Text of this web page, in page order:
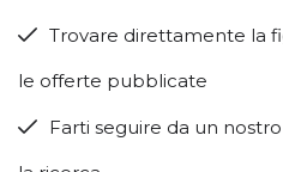
Trovare direttamente la
le offerte pubblicate
Farti seguire da un